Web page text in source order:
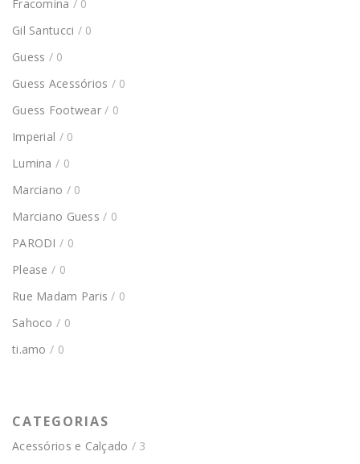
Fracomina / 0
Gil Santucci / 0
Guess / 0
Guess Acessórios / 0
Guess Footwear/ 0
Imperial / 0
Lumina / 0
Marciano / 0
Marciano Guess / 0
PARODI / 0
Please / 0
Rue Madam Paris / 0
Sahoco / 0
ti.amo / 0
CATEGORIAS
Acessórios e Calçado / 3